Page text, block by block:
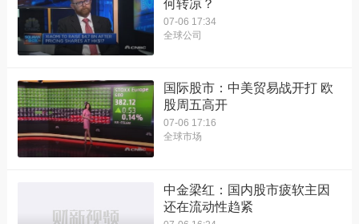
何转凉？
07-06 17:34
全球公司
国际股市：中美贸易战开打 欧
股周五高开
07-06 17:16
全球市场
中金梁红：国内股市疲软主因
还在流动性趋紧